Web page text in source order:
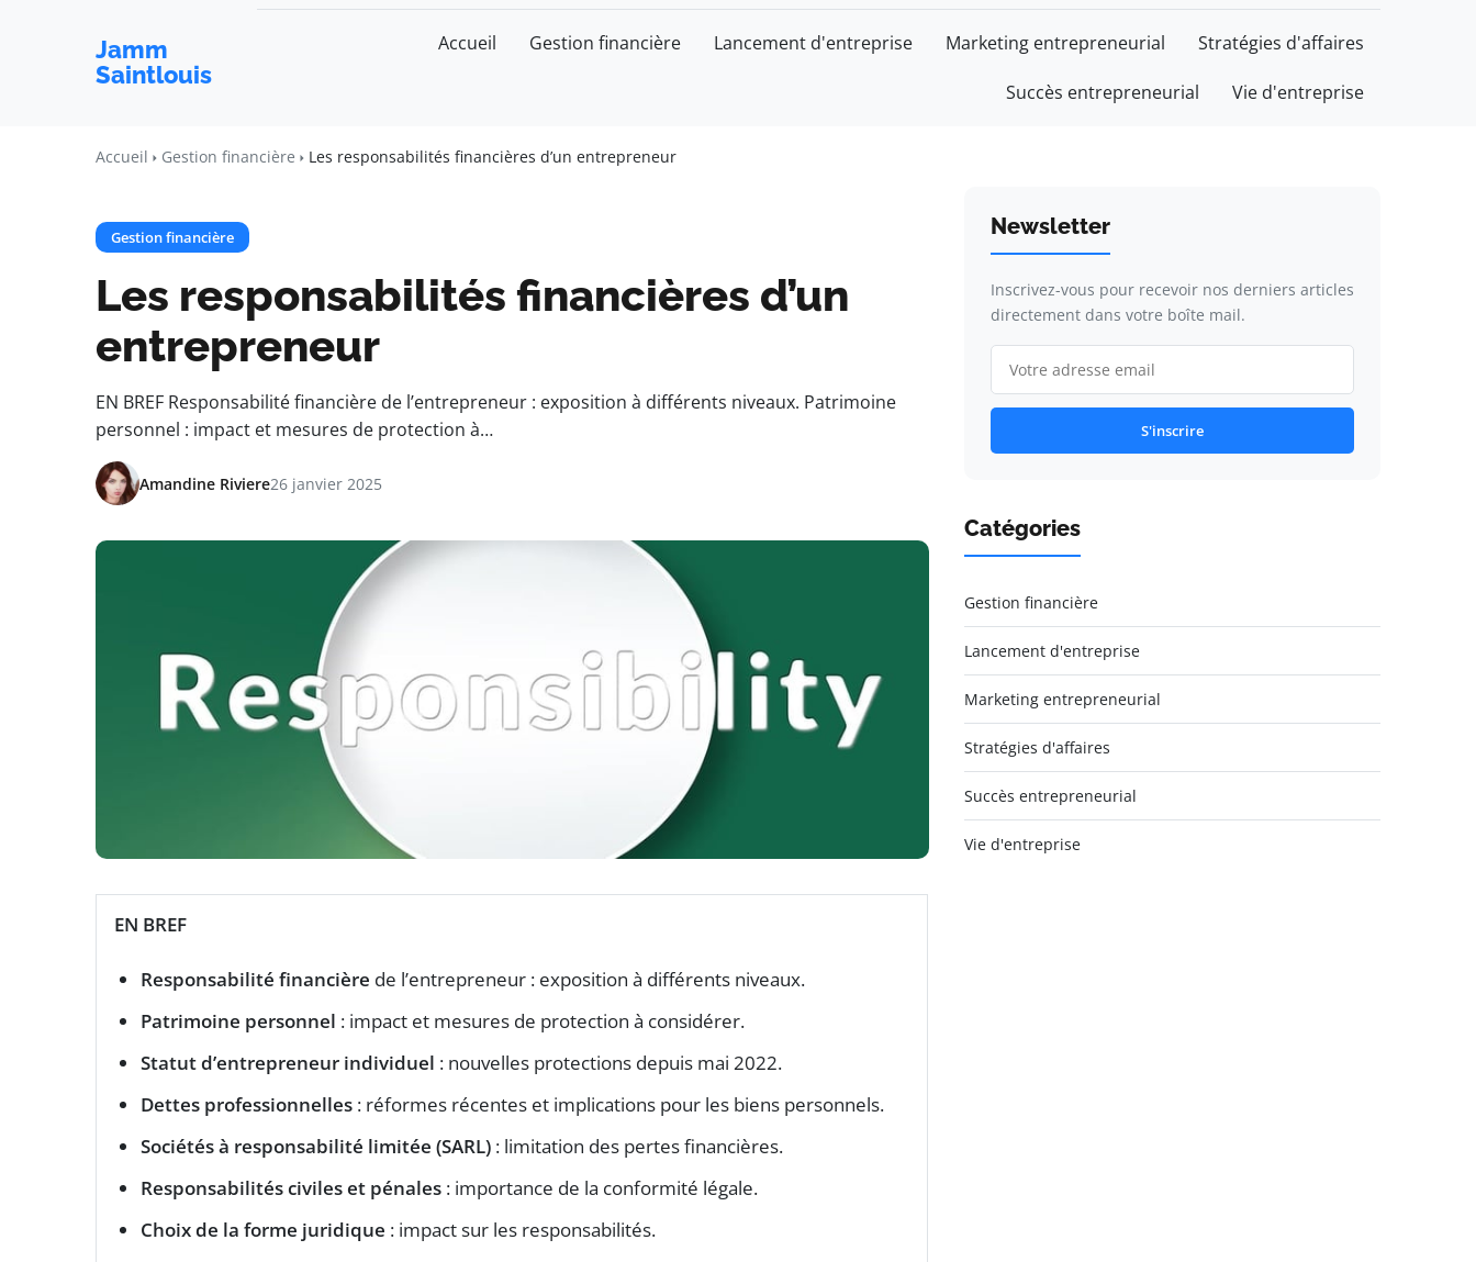
Jamm
Saintlouis
Accueil Gestion financière Lancement d'entreprise Marketing entrepreneurial Stratégies d'affaires
Succès entrepreneurial Vie d'entreprise
Accueil Gestion financière Les responsabilités financières d’un entrepreneur
Gestion financière
Les responsabilités financières d’un
entrepreneur
EN BREF Responsabilité financière de l’entrepreneur : exposition à différents niveaux. Patrimoine
personnel : impact et mesures de protection à…
Amandine Riviere26 janvier 2025
EN BREF
Responsabilité financière de l’entrepreneur : exposition à différents niveaux.
Patrimoine personnel : impact et mesures de protection à considérer.
Statut d’entrepreneur individuel : nouvelles protections depuis mai 2022.
Dettes professionnelles : réformes récentes et implications pour les biens personnels.
Sociétés à responsabilité limitée (SARL) : limitation des pertes financières.
Responsabilités civiles et pénales : importance de la conformité légale.
Choix de la forme juridique : impact sur les responsabilités.
Newsletter
Inscrivez-vous pour recevoir nos derniers articles
directement dans votre boîte mail.
S'inscrire
Catégories
Gestion financière
Lancement d'entreprise
Marketing entrepreneurial
Stratégies d'affaires
Succès entrepreneurial
Vie d'entreprise